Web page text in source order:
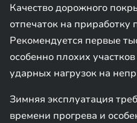
Качество дорожного
отпечаток на приработку
Рекомендуется первые
особенно плохих
ударных нагрузок на
Зимняя эксплуатация
времени прогрева и